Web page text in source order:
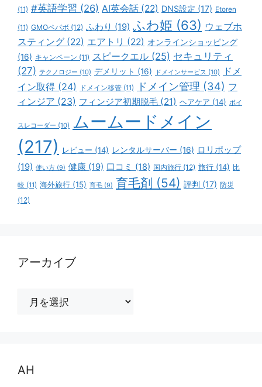
(11) #英語学習 (26) AI英会話 (22) DNS設定 (17) Etoren
(11) GMOペパボ (12) ふわり (19) ふわ姫 (63) ウェブホ
スティング (22) エアトリ (22) オンラインショッピング
(16) キャンペーン (11) スピークエル (25) セキュリティ
(27) テクノロジー (10) デメリット (16) ドメインサービス (10)
ドメ
イン取得 (24) ドメイン移管 (11) ドメイン管理 (34) フ
ィンジア (23) フィンジア初期脱毛 (21) ヘアケア (14) ボイ
スレコーダー (10) ムームードメイン
(217)
レビュー (14) レンタルサーバー (16) ロリポップ
(19) 使い方 (9) 健康 (19) 口コミ (18) 国内旅行 (12) 旅行 (14) 比
較 (11) 海外旅行 (15) 育毛 (9) 育毛剤 (54) 評判 (17) 防災
(12)
アーカイブ
AH